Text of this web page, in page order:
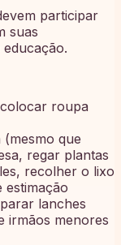
participar
suas
roupa
que
regar plantas
recolher o lixo
estimação
lanches
irmãos menores